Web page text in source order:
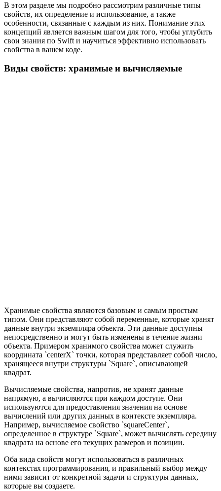
В этом разделе мы подробно рассмотрим различные типы
свойств, их определение и использование, а также
особенности, связанные с каждым из них. Понимание этих
концепций является важным шагом для того, чтобы углубить
свои знания по Swift и научиться эффективно использовать
свойства в вашем коде.
Виды свойств: хранимые и вычисляемые
Хранимые свойства являются базовым и самым простым
типом. Они представляют собой переменные, которые хранят
данные внутри экземпляра объекта. Эти данные доступны
непосредственно и могут быть изменены в течение жизни
объекта. Примером хранимого свойства может служить
координата `centerX` точки, которая представляет собой число,
хранящееся внутри структуры `Square`, описывающей
квадрат.
Вычисляемые свойства, напротив, не хранят данные
напрямую, а вычисляются при каждом доступе. Они
используются для предоставления значения на основе
вычислений или других данных в контексте экземпляра.
Например, вычисляемое свойство `squareCenter`,
определенное в структуре `Square`, может вычислять середину
квадрата на основе его текущих размеров и позиции.
Оба вида свойств могут использоваться в различных
контекстах программирования, и правильный выбор между
ними зависит от конкретной задачи и структуры данных,
которые вы создаете.